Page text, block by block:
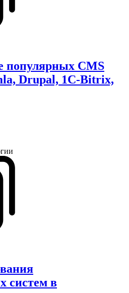
популярных CMS
Drupal, 1C-Bitrix,
систем в